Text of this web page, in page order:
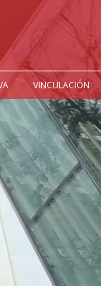
VINCULACIÓN